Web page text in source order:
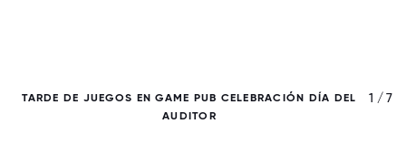
TARDE DE JUEGOS EN GAME PUB CELEBRACIÓN DÍA DEL
AUDITOR
1 / 7